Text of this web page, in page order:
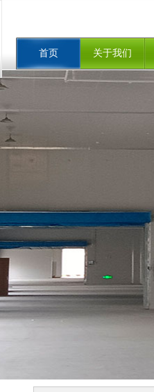
首页 关于我们